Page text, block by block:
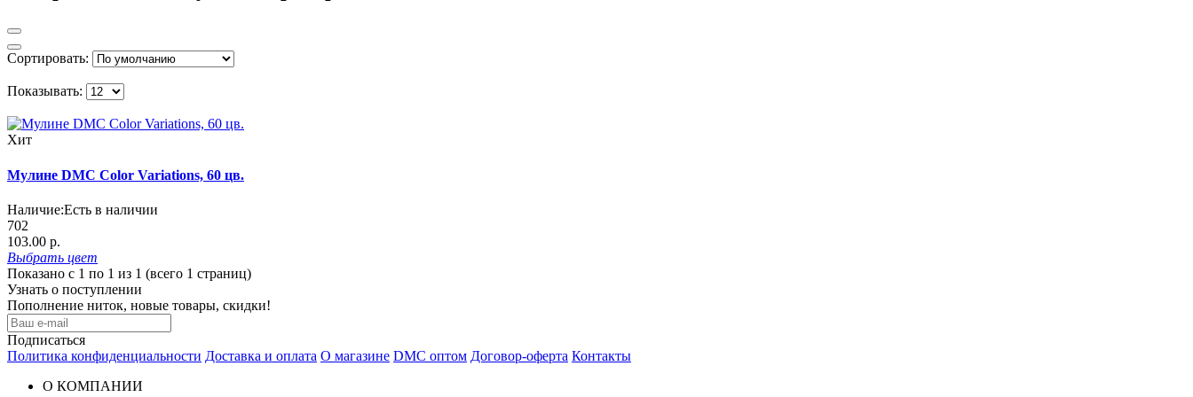
Сортировать:
Показывать:
Хит
Мулине DMC Color Variations, 60 цв.
Наличие:Есть в наличии
702
103.00 р.
Выбрать цвет
Показано с 1 по 1 из 1 (всего 1 страниц)
Узнать о поступлении
Пополнение ниток, новые товары, скидки!
Подписаться
Политика конфиденциальности Доставка и оплата О магазине DMC оптом Договор-оферта Контакты
О КОМПАНИИ